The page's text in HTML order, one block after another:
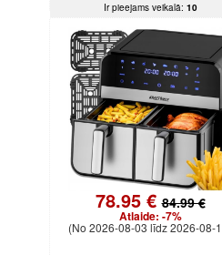
Ir pieejams veikalā: 10
78.95 €84.99 €
Atlaide: -7%
(No 2026-08-03 līdz 2026-08-